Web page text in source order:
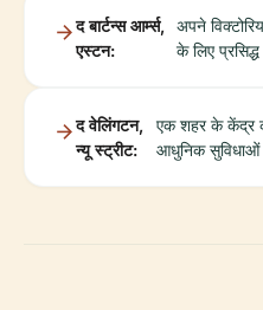
द बार्टन्स आर्म्स,
एस्टन:
अपने
के लिए
द वेलिंगटन,
न्यू स्ट्रीट:
एक शहर के केंद्र
आधुनिक सुविधाओं